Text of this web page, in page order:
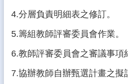
專
導
區
4.分層負責明細表之修訂。
5.籌組教師評審委員會作業。
6.教師評審委員會之審議事項
7.協辦教師自辦甄選計畫之擬